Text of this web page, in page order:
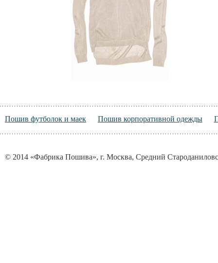
Пошив футболок и маек Пошив корпоративной одежды
© 2014 «Фабрика Пошива», г. Москва, Средний